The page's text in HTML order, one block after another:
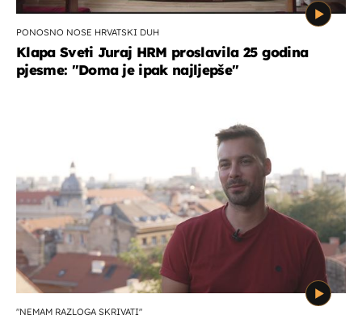
PONOSNO NOSE HRVATSKI DUH
Klapa Sveti Juraj HRM proslavila 25 godina
pjesme: "Doma je ipak najljepše"
"NEMAM RAZLOGA SKRIVATI"